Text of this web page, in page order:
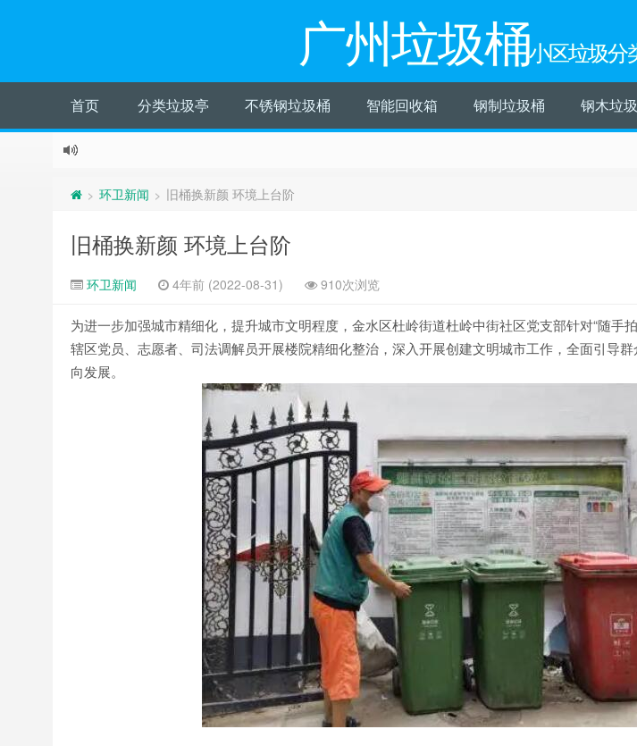
广州垃圾桶小区垃圾分
首页 分类垃圾亭 不锈钢垃圾桶 智能回收箱 钢制垃圾桶 钢木垃
> 环卫新闻 > 旧桶换新颜 环境上台阶
旧桶换新颜 环境上台阶
环卫新闻 4年前 (2022-08-31) 910次浏览
为进一步加强城市精细化，提升城市文明程度，金水区杜岭街道杜岭中街社区党支部针对“随手
辖区党员、志愿者、司法调解员开展楼院精细化整治，深入开展创建文明城市工作，全面引导
向发展。